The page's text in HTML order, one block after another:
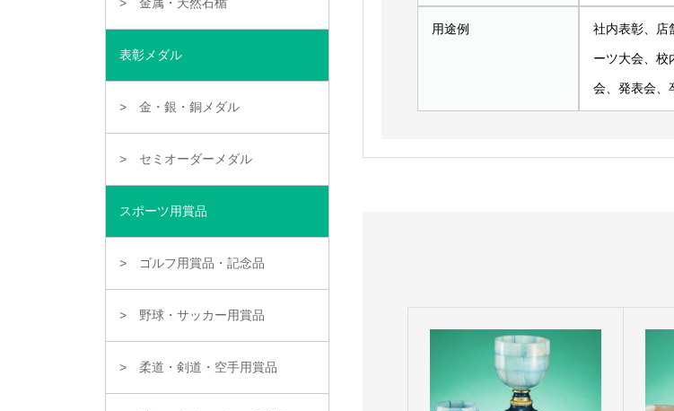
用途例 社内表彰、店
ーツ大会、校
会、発表会、
表彰メダル
金・銀・銅メダル
セミオーダーメダル
スポーツ用賞品
ゴルフ用賞品・記念品
野球・サッカー用賞品
柔道・剣道・空手用賞品